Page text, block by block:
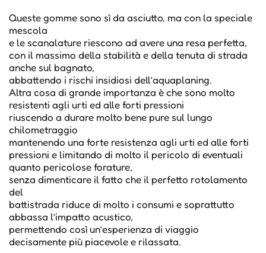
Queste gomme sono sì da asciutto, ma con la speciale
mescola
e le scanalature riescono ad avere una resa perfetta,
con il massimo della stabilità e della tenuta di strada
anche sul bagnato,
abbattendo i rischi insidiosi dell’aquaplaning.
Altra cosa di grande importanza è che sono molto
resistenti agli urti ed alle forti pressioni
riuscendo a durare molto bene pure sul lungo
chilometraggio
mantenendo una forte resistenza agli urti ed alle forti
pressioni e limitando di molto il pericolo di eventuali
quanto pericolose forature,
senza dimenticare il fatto che il perfetto rotolamento
del
battistrada riduce di molto i consumi e soprattutto
abbassa l’impatto acustico,
permettendo così un’esperienza di viaggio
decisamente più piacevole e rilassata.